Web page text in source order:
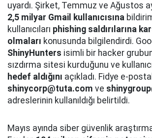
uyardı. Şirket, Temmuz ve Ağustos
2,5 milyar Gmail kullanıcısına
kullanıcıları phishing saldırılarına
olmaları konusunda bilgilendirdi.
ShinyHunters isimli bir hacker
sızdırma sitesi kurduğunu ve
hedef aldığını açıkladı. Fidye e-
shinycorp@tuta.com ve
adreslerinin kullanıldığı belirtildi.
Mayıs ayında siber güvenlik